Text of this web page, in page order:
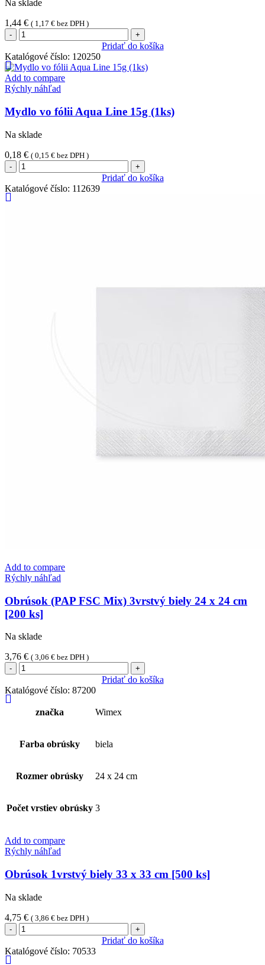
Na sklade
1,44 € ( 1,17 € bez DPH )
množstvo
Hotelové
papuče
zatvorené
(1ks)
Pridať do košíka
Katalógové číslo: 120250
Add to compare
Rýchly náhľad
Mydlo vo fólii Aqua Line 15g (1ks)
Na sklade
0,18 € ( 0,15 € bez DPH )
množstvo
Mydlo
vo
fólii
Pridať do košíka
Katalógové číslo: 112639
Add to compare
Rýchly náhľad
Obrúsok (PAP FSC Mix) 3vrstvý biely 24 x 24 cm
[200 ks]
Na sklade
3,76 € ( 3,06 € bez DPH )
množstvo
Obrúsok
(PAP
FSC
Mix)
24
cm
Pridať do košíka
Katalógové číslo: 87200
značka Wimex
Farba obrúsky biela
Rozmer obrúsky 24 x 24 cm
Počet vrstiev obrúsky 3
Add to compare
Rýchly náhľad
Obrúsok 1vrstvý biely 33 x 33 cm [500 ks]
Na sklade
4,75 € ( 3,86 € bez DPH )
množstvo
Obrúsok
1vrstvý
biely
Pridať do košíka
Katalógové číslo: 70533